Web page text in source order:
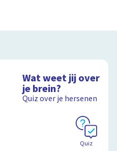
Wat weet jij over
je brein?
Quiz over je hersenen
Quiz